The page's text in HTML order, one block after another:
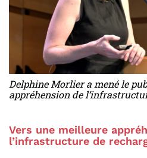
Delphine Morlier a mené le
appréhension de
Vers une meilleure
l’infrastructure de